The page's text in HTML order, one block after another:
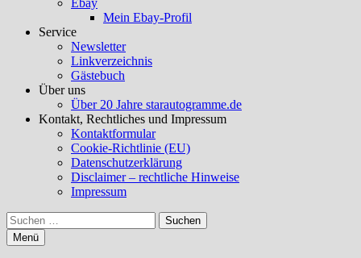
Ebay
Mein Ebay-Profil
Service
Newsletter
Linkverzeichnis
Gästebuch
Über uns
Über 20 Jahre starautogramme.de
Kontakt, Rechtliches und Impressum
Kontaktformular
Cookie-Richtlinie (EU)
Datenschutzerklärung
Disclaimer – rechtliche Hinweise
Impressum
Suchen
nach:
Menü